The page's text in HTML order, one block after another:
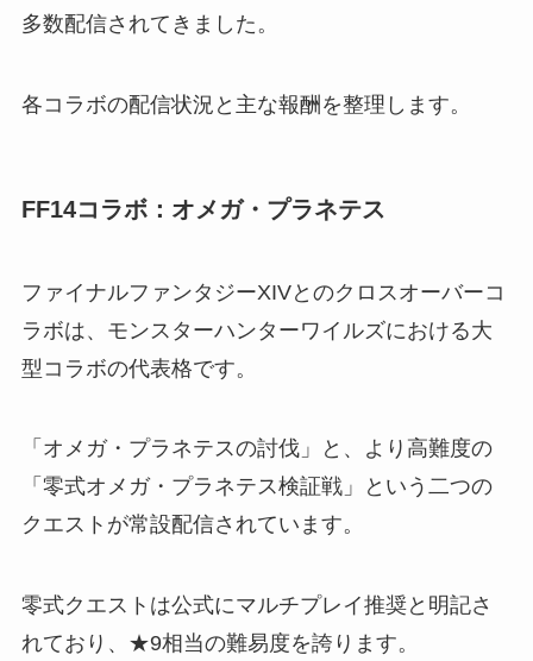
多数配信されてきました。
各コラボの配信状況と主な報酬を整理します。
FF14コラボ：オメガ・プラネテス
ファイナルファンタジーXIVとのクロスオーバーコ
ラボは、モンスターハンターワイルズにおける大
型コラボの代表格です。
「オメガ・プラネテスの討伐」と、より高難度の
「零式オメガ・プラネテス検証戦」という二つの
クエストが常設配信されています。
零式クエストは公式にマルチプレイ推奨と明記さ
れており、★9相当の難易度を誇ります。